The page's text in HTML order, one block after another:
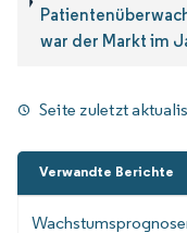
war der Markt im
Seite zuletzt
Verwandte Berichte